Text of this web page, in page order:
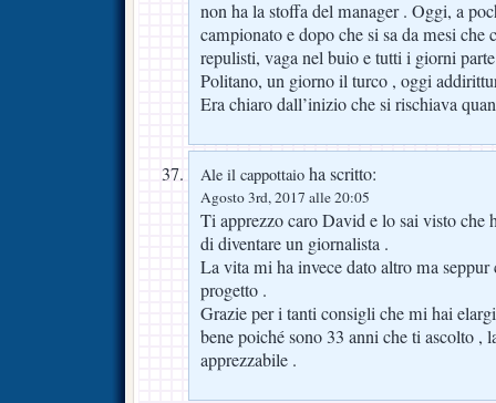
non ha la stoffa del manager . Oggi, a
campionato e dopo che si sa da mesi che
repulisti, vaga nel buio e tutti i giorni
Politano, un giorno il turco , oggi
Era chiaro dall’inizio che si rischiava
Ale il cappottaio ha scritto:
Agosto 3rd, 2017 alle 20:05
Ti apprezzo caro David e lo sai visto che
di diventare un giornalista .
La vita mi ha invece dato altro ma
progetto .
Grazie per i tanti consigli che mi hai
bene poiché sono 33 anni che ti ascolto ,
apprezzabile .